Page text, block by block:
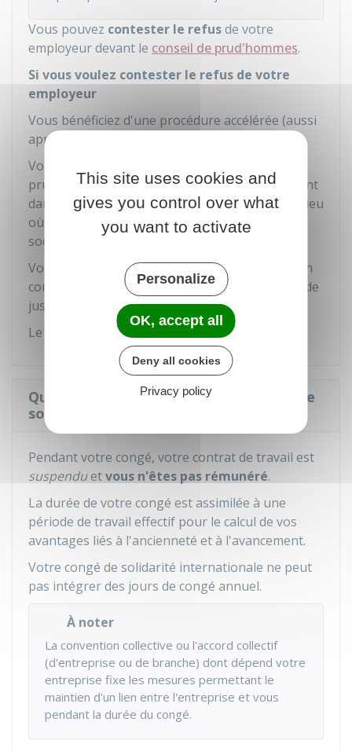
Vous pouvez contester le refusde votre
employeur devant le conseil de prud'hommes.
Si vous voulez contester le refus de votre
employeur
Vous bénéficiez d'une procédure accélérée (aussi
appelée procédure accélérée au fond).
Vous devez vous adresser au conseil de
prud'hommes du lieu où est situé l'établissement
dans lequel vous effectuez votre travail (ou du lieu
où le contrat de travail a été conclu ou du siège
social de l'entreprise qui vous emploie).
Vous devez déposer une requête ou solliciter un
commissaire de justice (anciennement huissier de
justice et commissaire-priseur judiciaire).
Le recours à un avocat n'est pas obligatoire.
Quel est le statut du salarié en congé de
solidarité internationale ?
Pendant votre congé, votre contrat de travail est
suspenduetvous n'êtes pas rémunéré.
La durée de votre congé est assimilée à une
période de travail effectif pour le calcul de vos
avantages liés à l'ancienneté et à l'avancement.
Votre congé de solidarité internationale ne peut
pas intégrer des jours de congé annuel.
À noter
La convention collective ou l'accord collectif
(d'entreprise ou de branche) dont dépend votre
entreprise fixe les mesures permettant le
maintien d'un lien entre l'entreprise et vous
pendant la durée du congé.
This site uses cookies and
gives you control over what
you want to activate
Personalize
OK, accept all
Deny all cookies
Privacy policy